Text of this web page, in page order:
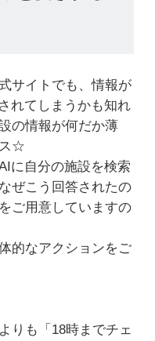
サイトでも、情報が
れてしまうかも知れ
の情報が何だか薄
☆
に自分の施設を検索
ぜこう回答されたの
ご用意していますの
的なアクションをご
りも「18時までチェ